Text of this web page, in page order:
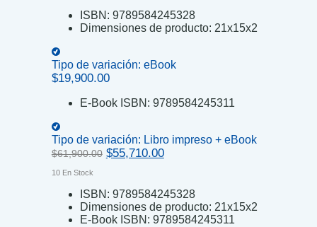
ISBN: 9789584245328
Dimensiones de producto: 21x15x2
Tipo de variación: eBook
$19,900.00
E-Book ISBN: 9789584245311
Tipo de variación: Libro impreso + eBook
$61,900.00 Original
$61,900.00.
$55,710.00Current
$55,710.00.
10 En Stock
ISBN: 9789584245328
Dimensiones de producto: 21x15x2
E-Book ISBN: 9789584245311